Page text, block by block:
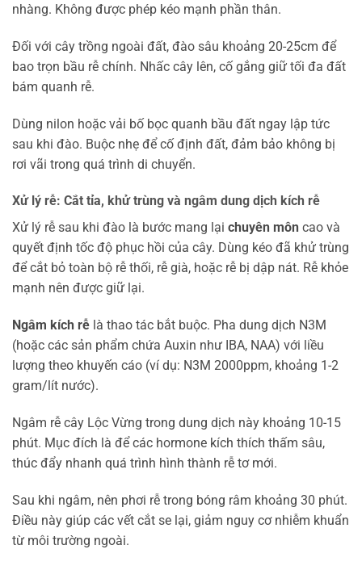
nhàng. Không được phép kéo mạnh phần thân.
Đối với cây trồng ngoài đất, đào sâu khoảng 20-25cm để
bao trọn bầu rễ chính. Nhấc cây lên, cố gắng giữ tối đa đất
bám quanh rễ.
Dùng nilon hoặc vải bố bọc quanh bầu đất ngay lập tức
sau khi đào. Buộc nhẹ để cố định đất, đảm bảo không bị
rơi vãi trong quá trình di chuyển.
Xử lý rễ: Cắt tỉa, khử trùng và ngâm dung dịch kích rễ
Xử lý rễ sau khi đào là bước mang lại chuyên môn cao và
quyết định tốc độ phục hồi của cây. Dùng kéo đã khử trùng
để cắt bỏ toàn bộ rễ thối, rễ già, hoặc rễ bị dập nát. Rễ khỏe
mạnh nên được giữ lại.
Ngâm kích rễ là thao tác bắt buộc. Pha dung dịch N3M
(hoặc các sản phẩm chứa Auxin như IBA, NAA) với liều
lượng theo khuyến cáo (ví dụ: N3M 2000ppm, khoảng 1-2
gram/lít nước).
Ngâm rễ cây Lộc Vừng trong dung dịch này khoảng 10-15
phút. Mục đích là để các hormone kích thích thấm sâu,
thúc đẩy nhanh quá trình hình thành rễ tơ mới.
Sau khi ngâm, nên phơi rễ trong bóng râm khoảng 30 phút.
Điều này giúp các vết cắt se lại, giảm nguy cơ nhiễm khuẩn
từ môi trường ngoài.